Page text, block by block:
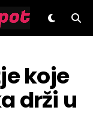
koje
drži u